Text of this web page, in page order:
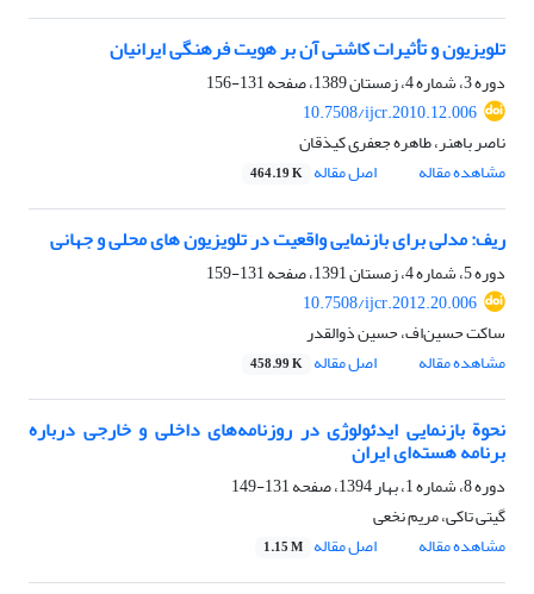
تلویزیون و تأثیرات کاشتی آن بر هویت فرهنگی ایرانیان
دوره 3، شماره 4، زمستان 1389، صفحه
131-156
10.7508/ijcr.2010.12.006
ناصر باهنر، طاهره جعفری کیذقان
مشاهده مقاله
اصل مقاله 464.19 K
ریف: مدلی برای بازنمایی واقعیت در تلویزیون های محلی و جهانی
دوره 5، شماره 4، زمستان 1391، صفحه
131-159
10.7508/ijcr.2012.20.006
ساکت حسین‌اف، حسین ذوالقدر
مشاهده مقاله
اصل مقاله 458.99 K
نحوة بازنمایی ایدئولوژی در روزنامه‌های داخلی و خارجی درباره
برنامه هسته‌ای ایران
دوره 8، شماره 1، بهار 1394، صفحه
131-149
گیتی تاکی، مریم نخعی
مشاهده مقاله
اصل مقاله 1.15 M